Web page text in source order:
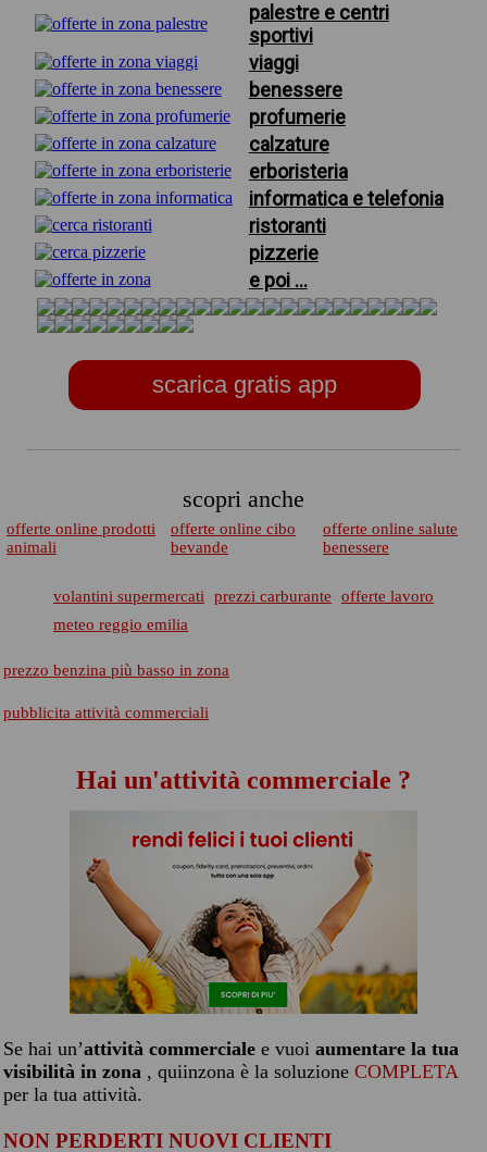
palestre e centri
sportivi
viaggi
benessere
profumerie
calzature
erboristeria
informatica e telefonia
ristoranti
pizzerie
e poi ...
scarica gratis app
scopri anche
offerte online prodotti
animali
offerte online cibo
bevande
offerte online salute
benessere
volantini supermercati prezzi carburante
offerte lavoro
meteo reggio emilia
prezzo benzina più basso in zona
pubblicita attività commerciali
Hai un'attività commerciale ?
Se hai un’attività commerciale e vuoi aumentare la tua
visibilità in zona , quiinzona è la soluzione COMPLETA
per la tua attività.
NON PERDERTI NUOVI CLIENTI